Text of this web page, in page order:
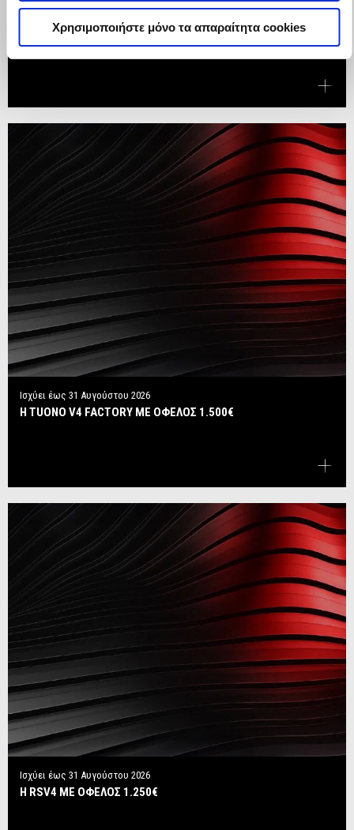
Χρησιμοποιήστε μόνο τα απαραίτητα cookies
Ισχύει έως
Η TUONO V4 ΜΕ ΟΦΕΛΟΣ 1.250€
Ισχύει έως 31 Αυγούστου 2026
Η TUONO V4 FACTORY ΜΕ ΟΦΕΛΟΣ 1.500€
Ισχύει έως 31 Αυγούστου 2026
Η RSV4 ΜΕ ΟΦΕΛΟΣ 1.250€